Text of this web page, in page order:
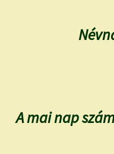
A mai nap